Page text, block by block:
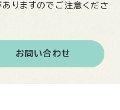
りますのでご注意くださ
お問い合わせ